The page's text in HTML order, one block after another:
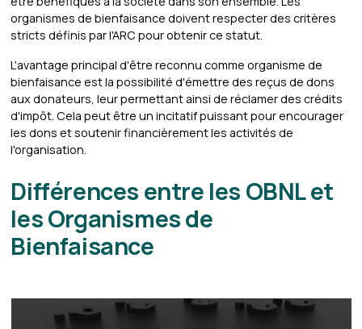
organismes de bienfaisance doivent respecter des critères
stricts définis par l'ARC pour obtenir ce statut.
L'avantage principal d'être reconnu comme organisme de
bienfaisance est la possibilité d'émettre des reçus de dons
aux donateurs, leur permettant ainsi de réclamer des crédits
d'impôt. Cela peut être un incitatif puissant pour encourager
les dons et soutenir financièrement les activités de
l'organisation.
Différences entre les OBNL et
les Organismes de
Bienfaisance